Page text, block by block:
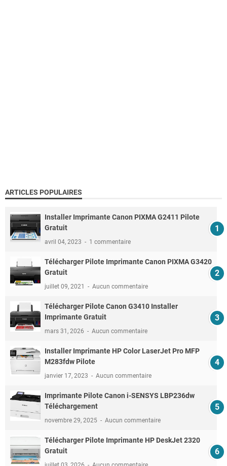
ARTICLES POPULAIRES
Installer Imprimante Canon PIXMA G2411 Pilote
Gratuit
avril 04, 2023 1 commentaire
Télécharger Pilote Imprimante Canon PIXMA G3420
Gratuit
juillet 09, 2021 Aucun commentaire
Télécharger Pilote Canon G3410 Installer
Imprimante Gratuit
mars 31, 2026 Aucun commentaire
Installer Imprimante HP Color LaserJet Pro MFP
M283fdw Pilote
janvier 17, 2023 Aucun commentaire
Imprimante Pilote Canon i-SENSYS LBP236dw
Téléchargement
novembre 29, 2025 Aucun commentaire
Télécharger Pilote Imprimante HP DeskJet 2320
Gratuit